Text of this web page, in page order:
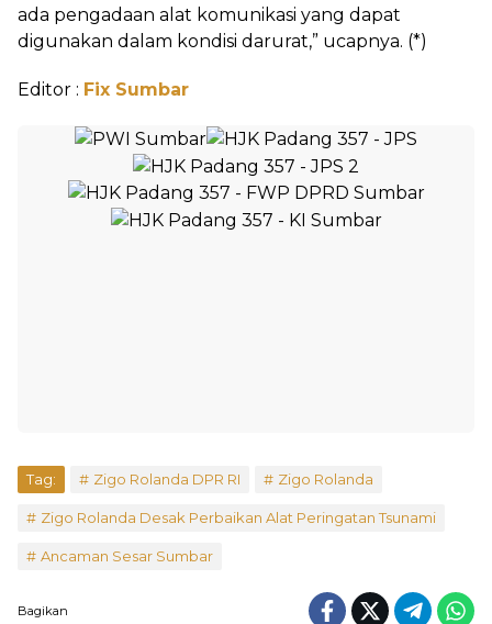
ada pengadaan alat komunikasi yang dapat
digunakan dalam kondisi darurat,” ucapnya. (*)
Editor : Fix Sumbar
Tag: Zigo Rolanda DPR RI Zigo Rolanda
Zigo Rolanda Desak Perbaikan Alat Peringatan Tsunami
Ancaman Sesar Sumbar
Bagikan